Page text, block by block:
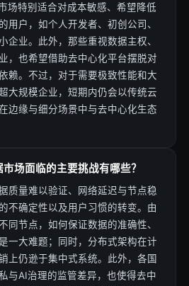
场特别适合对成本敏感、希望降低
用户，如个人开发者、初创公司、
企业。此外，那些重视数据主权、
，也希望借助去中心化平台摆脱对
赖。不过，对于需要极致性能和大
大规模企业，短期内仍会以传统云
边缘与细分场景中与去中心化生态
场面临的主要挑战有哪些？
质量难以验证、网络延迟与节点稳
不确定性以及用户习惯的转变。由
同节点，如何保证数据的准确性、
一大难题；同时，分布式架构在计
上仍逊于集中式系统。此外，各国
与AI治理的监管差异，也使得去中